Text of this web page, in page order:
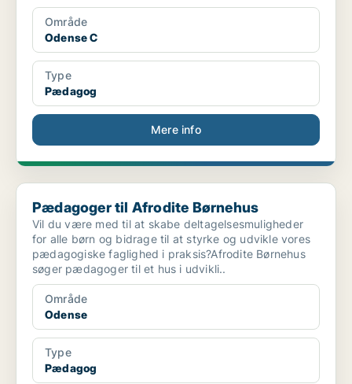
Område
Odense C
Type
Pædagog
Mere info
Pædagoger til Afrodite Børnehus
Pædagoger til Afrodite Børnehus
Vil du være med til at skabe deltagelsesmuligheder
for alle børn og bidrage til at styrke og udvikle vores
pædagogiske faglighed i praksis?Afrodite Børnehus
søger pædagoger til et hus i udvikli..
Område
Odense
Type
Pædagog